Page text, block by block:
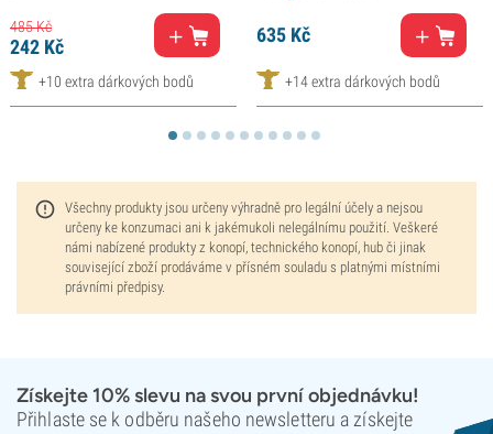
485Kč
242 Kč
+10 extra dárkových bodů
635 Kč
+14 extra dárkových bodů
Všechny produkty jsou určeny výhradně pro legální účely a nejsou
určeny ke konzumaci ani k jakémukoli nelegálnímu použití. Veškeré
námi nabízené produkty z konopí, technického konopí, hub či jinak
související zboží prodáváme v přísném souladu s platnými místními
právními předpisy.
Získejte 10% slevu na svou první objednávku!
Přihlaste se k odběru našeho newsletteru a získejte